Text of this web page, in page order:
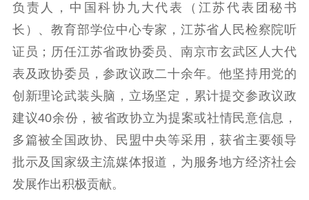
活力基层 盟员风采 内部监督
社会服务
教育帮扶 科技咨询
社会帮教
社区服务
负责人，中国科协九大代表（江苏代表团秘书
长）、教育部学位中心专家，江苏省人民检察院听
证员；历任江苏省政协委员、南京市玄武区人大代
表及政协委员，参政议政二十余年。他坚持用党的
创新理论武装头脑，立场坚定，累计提交参政议政
建议40余份，被省政协立为提案或社情民意信息，
多篇被全国政协、民盟中央等采用，获省主要领导
批示及国家级主流媒体报道，为服务地方经济社会
发展作出积极贡献。